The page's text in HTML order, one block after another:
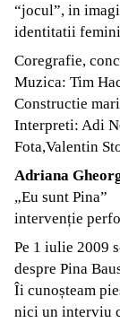
“jocul”, in
identitatii
Coregrafie,
Muzica: Tim
Constructie
Interpreti: Adi
Fota,Valentin
Adriana
„Eu sunt Pina”
intervenție
Pe 1 iulie 2009
despre Pina
Îi cunoșteam
nici un interviu